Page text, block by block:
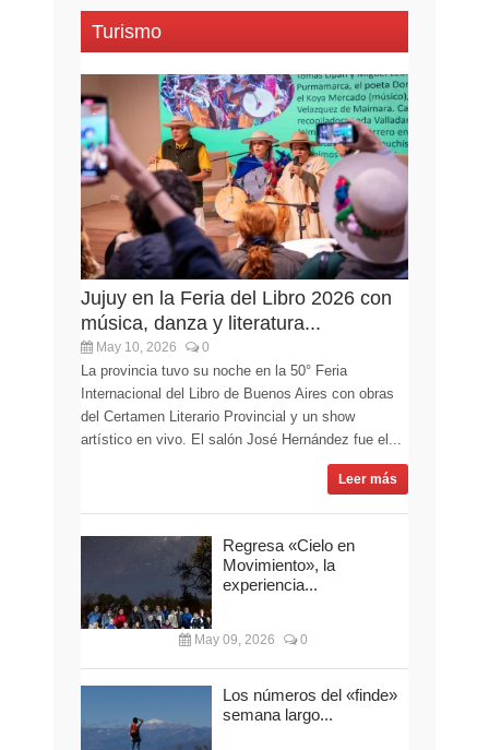
Turismo
Jujuy en la Feria del Libro 2026 con
música, danza y literatura...
May 10, 2026 0
La provincia tuvo su noche en la 50° Feria
Internacional del Libro de Buenos Aires con obras
del Certamen Literario Provincial y un show
artístico en vivo. El salón José Hernández fue el...
Leer más
Regresa «Cielo en
Movimiento», la
experiencia...
May 09, 2026 0
Los números del «finde»
semana largo...